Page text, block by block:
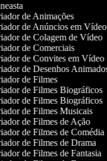
de Animações
de Anúncios em Vídeo
de Colagem de Vídeo
de Comerciais
de Convites em Vídeo
de Desenhos Animados
de Filmes
de Filmes Biográficos
de Filmes Biográficos
de Filmes Musicais
de Filmes de Ação
de Filmes de Comédia
de Filmes de Drama
de Filmes de Fantasia